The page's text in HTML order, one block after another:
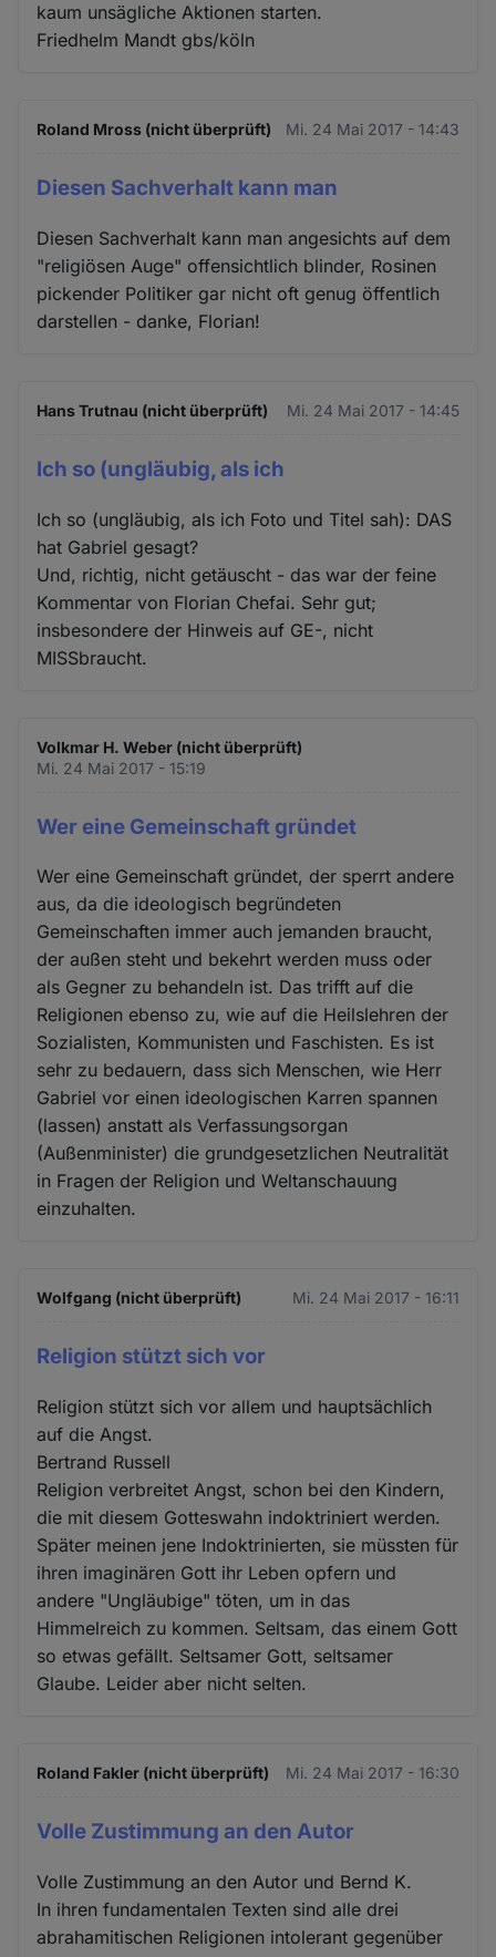
kaum unsägliche Aktionen starten.
Friedhelm Mandt gbs/köln
Roland Mross (nicht überprüft) Mi. 24 Mai 2017 - 14:43
Diesen Sachverhalt kann man
Diesen Sachverhalt kann man angesichts auf dem
"religiösen Auge" offensichtlich blinder, Rosinen
pickender Politiker gar nicht oft genug öffentlich
darstellen - danke, Florian!
Hans Trutnau (nicht überprüft) Mi. 24 Mai 2017 - 14:45
Ich so (ungläubig, als ich
Ich so (ungläubig, als ich Foto und Titel sah): DAS
hat Gabriel gesagt?
Und, richtig, nicht getäuscht - das war der feine
Kommentar von Florian Chefai. Sehr gut;
insbesondere der Hinweis auf GE-, nicht
MISSbraucht.
Volkmar H. Weber (nicht überprüft)
Mi. 24 Mai 2017 - 15:19
Wer eine Gemeinschaft gründet
Wer eine Gemeinschaft gründet, der sperrt andere
aus, da die ideologisch begründeten
Gemeinschaften immer auch jemanden braucht,
der außen steht und bekehrt werden muss oder
als Gegner zu behandeln ist. Das trifft auf die
Religionen ebenso zu, wie auf die Heilslehren der
Sozialisten, Kommunisten und Faschisten. Es ist
sehr zu bedauern, dass sich Menschen, wie Herr
Gabriel vor einen ideologischen Karren spannen
(lassen) anstatt als Verfassungsorgan
(Außenminister) die grundgesetzlichen Neutralität
in Fragen der Religion und Weltanschauung
einzuhalten.
Wolfgang (nicht überprüft) Mi. 24 Mai 2017 - 16:11
Religion stützt sich vor
Religion stützt sich vor allem und hauptsächlich
auf die Angst.
Bertrand Russell
Religion verbreitet Angst, schon bei den Kindern,
die mit diesem Gotteswahn indoktriniert werden.
Später meinen jene Indoktrinierten, sie müssten für
ihren imaginären Gott ihr Leben opfern und
andere "Ungläubige" töten, um in das
Himmelreich zu kommen. Seltsam, das einem Gott
so etwas gefällt. Seltsamer Gott, seltsamer
Glaube. Leider aber nicht selten.
Roland Fakler (nicht überprüft) Mi. 24 Mai 2017 - 16:30
Volle Zustimmung an den Autor
Volle Zustimmung an den Autor und Bernd K.
In ihren fundamentalen Texten sind alle drei
abrahamitischen Religionen intolerant gegenüber